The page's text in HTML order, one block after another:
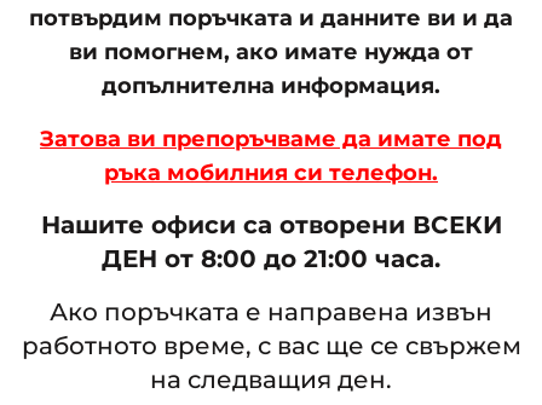
потвърдим поръчката и данните ви и да
ви помогнем, ако имате нужда от
допълнителна информация.
Затова ви препоръчваме да имате под
ръка мобилния си телефон.
Нашите офиси са отворени ВСЕКИ
ДЕН от 8:00 до 21:00 часа.
Ако поръчката е направена извън
работното време, с вас ще се свържем
на следващия ден.